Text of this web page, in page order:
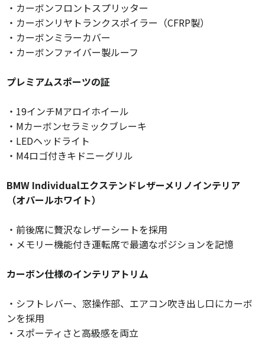
・カーボンフロントスプリッター
・カーボンリヤトランクスポイラー（CFRP製）
・カーボンミラーカバー
・カーボンファイバー製ルーフ
プレミアムスポーツの証
・19インチMアロイホイール
・Mカーボンセラミックブレーキ
・LEDヘッドライト
・M4ロゴ付きキドニーグリル
BMW Individualエクステンドレザーメリノインテリア
（オパールホワイト）
・前後席に贅沢なレザーシートを採用
・メモリー機能付き運転席で最適なポジションを記憶
カーボン仕様のインテリアトリム
・シフトレバー、窓操作部、エアコン吹き出し口にカーボ
ンを採用
・スポーティさと高級感を両立